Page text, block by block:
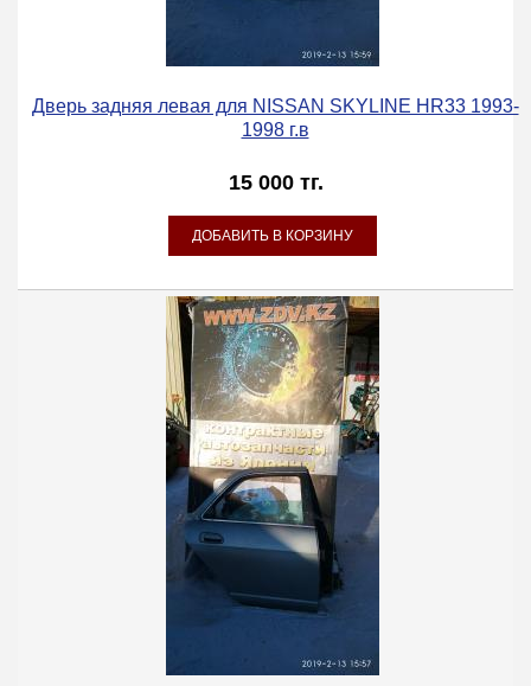
Дверь задняя левая для NISSAN SKYLINE HR33 1993-
1998 г.в
15 000 тг.